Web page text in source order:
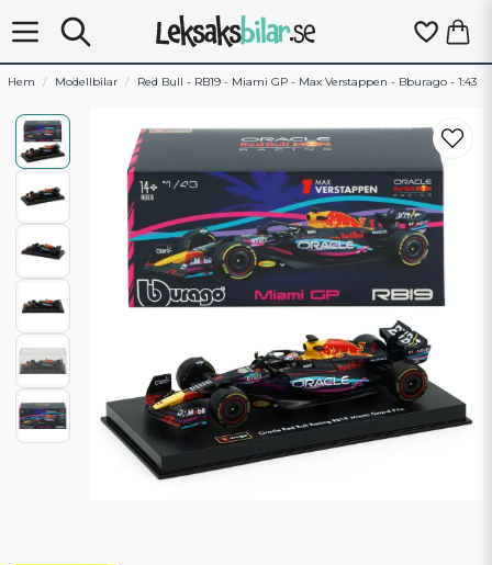
Hem Modellbilar Red Bull - RB19 - Miami GP - Max Verstappen - Bburago - 1:43